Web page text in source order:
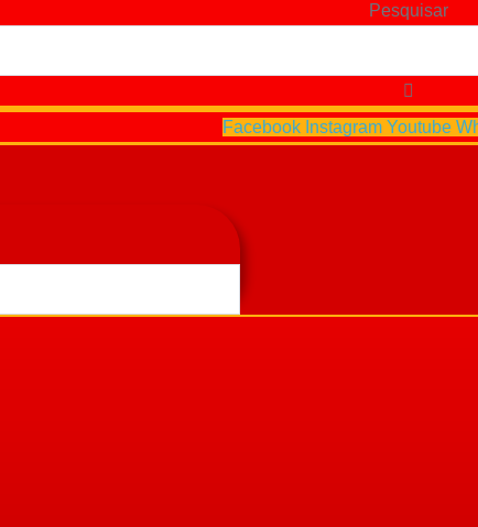
Pesquisar
Facebook Instagram Youtube